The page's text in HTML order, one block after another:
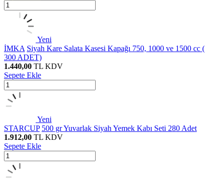
Yeni
İMKA Siyah Kare Salata Kasesi Kapağı 750, 1000 ve 1500 cc (
300 ADET)
1.440,00 TL KDV
Sepete Ekle
Yeni
STARCUP 500 gr Yuvarlak Siyah Yemek Kabı Seti 280 Adet
1.912,00 TL KDV
Sepete Ekle